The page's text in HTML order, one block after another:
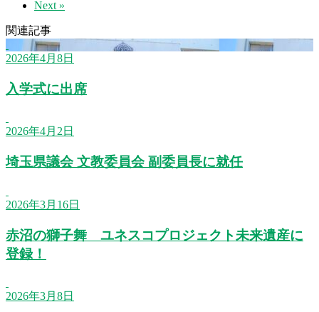
Next »
関連記事
2026年4月8日
入学式に出席
2026年4月2日
埼玉県議会 文教委員会 副委員長に就任
2026年3月16日
赤沼の獅子舞 ユネスコプロジェクト未来遺産に
登録！
2026年3月8日